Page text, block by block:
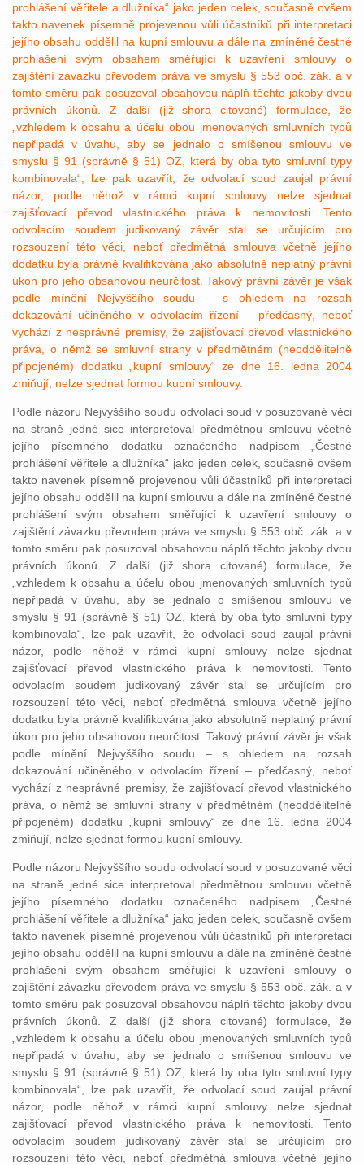
prohlášení věřitele a dlužníka“ jako jeden celek, současně ovšem
takto navenek písemně projevenou vůli účastníků při interpretaci
jejího obsahu oddělil na kupní smlouvu a dále na zmíněné čestné
prohlášení svým obsahem směřující k uzavření smlouvy o
zajištění závazku převodem práva ve smyslu § 553 obč. zák. a v
tomto směru pak posuzoval obsahovou náplň těchto jakoby dvou
právních úkonů. Z další (již shora citované) formulace, že
„vzhledem k obsahu a účelu obou jmenovaných smluvních typů
nepřipadá v úvahu, aby se jednalo o smíšenou smlouvu ve
smyslu § 91 (správně § 51) OZ, která by oba tyto smluvní typy
kombinovala“, lze pak uzavřít, že odvolací soud zaujal právní
názor, podle něhož v rámci kupní smlouvy nelze sjednat
zajišťovací převod vlastnického práva k nemovitosti. Tento
odvolacím soudem judikovaný závěr stal se určujícím pro
rozsouzení této věci, neboť předmětná smlouva včetně jejího
dodatku byla právně kvalifikována jako absolutně neplatný právní
úkon pro jeho obsahovou neurčitost. Takový právní závěr je však
podle mínění Nejvyššího soudu – s ohledem na rozsah
dokazování učiněného v odvolacím řízení – předčasný, neboť
vychází z nesprávné premisy, že zajišťovací převod vlastnického
práva, o němž se smluvní strany v předmětném (neoddělitelně
připojeném) dodatku „kupní smlouvy“ ze dne 16. ledna 2004
zmiňují, nelze sjednat formou kupní smlouvy.
Podle názoru Nejvyššího soudu odvolací soud v posuzované věci
na straně jedné sice interpretoval předmětnou smlouvu včetně
jejího písemného dodatku označeného nadpisem „Čestné
prohlášení věřitele a dlužníka“ jako jeden celek, současně ovšem
takto navenek písemně projevenou vůli účastníků při interpretaci
jejího obsahu oddělil na kupní smlouvu a dále na zmíněné čestné
prohlášení svým obsahem směřující k uzavření smlouvy o
zajištění závazku převodem práva ve smyslu § 553 obč. zák. a v
tomto směru pak posuzoval obsahovou náplň těchto jakoby dvou
právních úkonů. Z další (již shora citované) formulace, že
„vzhledem k obsahu a účelu obou jmenovaných smluvních typů
nepřipadá v úvahu, aby se jednalo o smíšenou smlouvu ve
smyslu § 91 (správně § 51) OZ, která by oba tyto smluvní typy
kombinovala“, lze pak uzavřít, že odvolací soud zaujal právní
názor, podle něhož v rámci kupní smlouvy nelze sjednat
zajišťovací převod vlastnického práva k nemovitosti. Tento
odvolacím soudem judikovaný závěr stal se určujícím pro
rozsouzení této věci, neboť předmětná smlouva včetně jejího
dodatku byla právně kvalifikována jako absolutně neplatný právní
úkon pro jeho obsahovou neurčitost. Takový právní závěr je však
podle mínění Nejvyššího soudu – s ohledem na rozsah
dokazování učiněného v odvolacím řízení – předčasný, neboť
vychází z nesprávné premisy, že zajišťovací převod vlastnického
práva, o němž se smluvní strany v předmětném (neoddělitelně
připojeném) dodatku „kupní smlouvy“ ze dne 16. ledna 2004
zmiňují, nelze sjednat formou kupní smlouvy.
Podle názoru Nejvyššího soudu odvolací soud v posuzované věci
na straně jedné sice interpretoval předmětnou smlouvu včetně
jejího písemného dodatku označeného nadpisem „Čestné
prohlášení věřitele a dlužníka“ jako jeden celek, současně ovšem
takto navenek písemně projevenou vůli účastníků při interpretaci
jejího obsahu oddělil na kupní smlouvu a dále na zmíněné čestné
prohlášení svým obsahem směřující k uzavření smlouvy o
zajištění závazku převodem práva ve smyslu § 553 obč. zák. a v
tomto směru pak posuzoval obsahovou náplň těchto jakoby dvou
právních úkonů. Z další (již shora citované) formulace, že
„vzhledem k obsahu a účelu obou jmenovaných smluvních typů
nepřipadá v úvahu, aby se jednalo o smíšenou smlouvu ve
smyslu § 91 (správně § 51) OZ, která by oba tyto smluvní typy
kombinovala“, lze pak uzavřít, že odvolací soud zaujal právní
názor, podle něhož v rámci kupní smlouvy nelze sjednat
zajišťovací převod vlastnického práva k nemovitosti. Tento
odvolacím soudem judikovaný závěr stal se určujícím pro
rozsouzení této věci, neboť předmětná smlouva včetně jejího